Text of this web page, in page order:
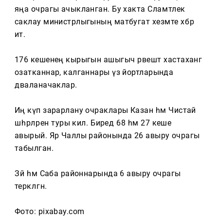
яңа очрагы ачыкланган. Бу хакта Сәламәтлек
саклау министрлыгының матбугат хезмәте хәбәр
итә.
176 кешенең кырыгын ашыгыч рәвештә хастаханәгә
озатканнар, калганнары үз йортларында
дәваланачаклар.
Иң күп зарарлану очраклары Казан һәм Чистай
шәһәрләренә туры килә. Биредә 68 һәм 27 кеше
авырый. Яр Чаллы районында 26 авыру очрагы
табылган.
Зәй һәм Саба районнарында 6 авыру очрагы
теркәлгән.
Фото: pixabay.com